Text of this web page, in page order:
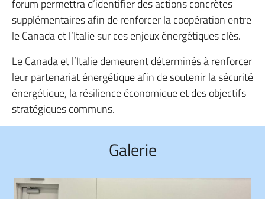
forum permettra d’identifier des actions concrètes
supplémentaires afin de renforcer la coopération entre
le Canada et l’Italie sur ces enjeux énergétiques clés.
Le Canada et l’Italie demeurent déterminés à renforcer
leur partenariat énergétique afin de soutenir la sécurité
énergétique, la résilience économique et des objectifs
stratégiques communs.
Galerie